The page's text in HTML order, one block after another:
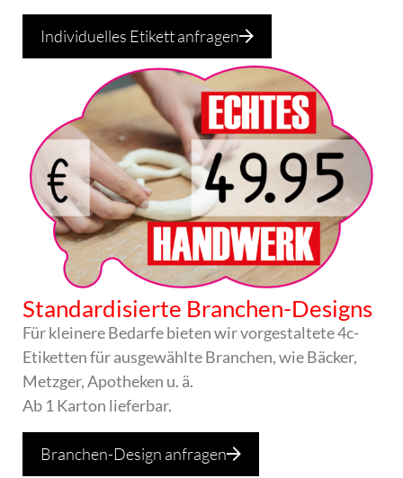
Individuelles Etikett anfragen
Standardisierte Branchen-Designs
Für kleinere Bedarfe bieten wir vorgestaltete 4c-
Etiketten für ausgewählte Branchen, wie Bäcker,
Metzger, Apotheken u. ä.
Ab 1 Karton lieferbar.
Branchen-Design anfragen